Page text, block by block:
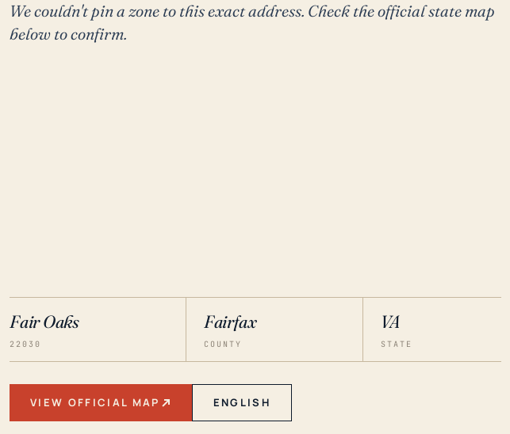
We couldn't pin a zone to this exact address. Check the official state map
below to confirm.
Fair Oaks
22030
Fairfax
COUNTY
VA
STATE
VIEW OFFICIAL MAP ENGLISH